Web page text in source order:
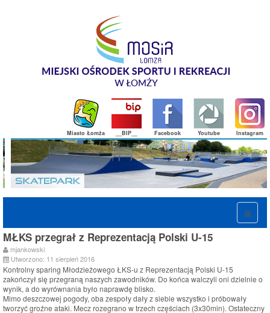
Instagram
Youtube
Facebook
__BIP__
Miasto Łomża
MŁKS przegrał z Reprezentacją Polski U-15
mjankowski
Utworzono: 11 sierpień 2016
Kontrolny sparing Młodzieżowego ŁKS-u z Reprezentacją Polski U-15
zakończył się przegraną naszych zawodników. Do końca walczyli oni dzielnie o
wynik, a do wyrównania było naprawdę blisko.
Mimo deszczowej pogody, oba zespoły dały z siebie wszystko i próbowały
tworzyć groźne ataki. Mecz rozegrano w trzech częściach (3x30min). Ostateczny